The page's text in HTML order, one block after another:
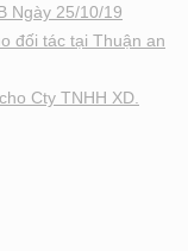
Ngày 25/10/19
đối tác tại Thuận an
Cty TNHH XD.